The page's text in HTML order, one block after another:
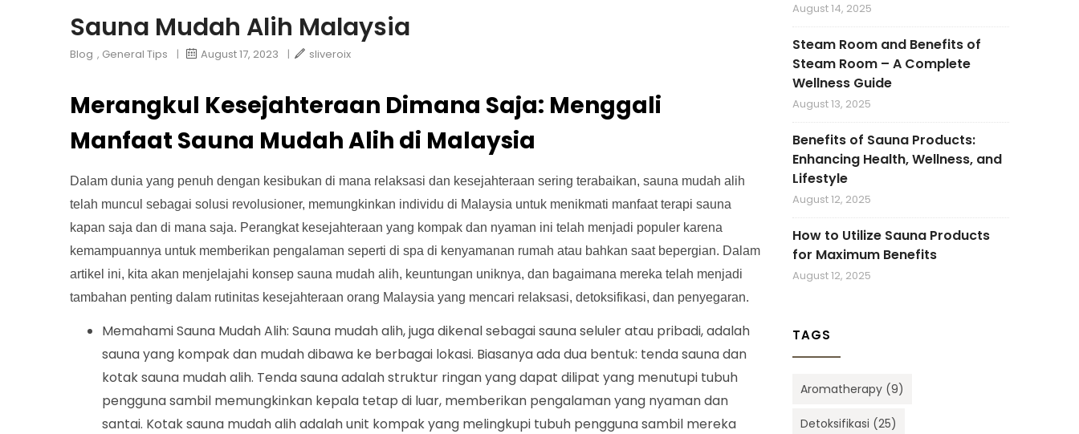
Sauna Mudah Alih Malaysia
Blog , General Tips | August 17, 2023 | sliveroix
Merangkul Kesejahteraan Dimana Saja: Menggali
Manfaat Sauna Mudah Alih di Malaysia
Dalam dunia yang penuh dengan kesibukan di mana relaksasi dan kesejahteraan sering terabaikan, sauna mudah alih
telah muncul sebagai solusi revolusioner, memungkinkan individu di Malaysia untuk menikmati manfaat terapi sauna
kapan saja dan di mana saja. Perangkat kesejahteraan yang kompak dan nyaman ini telah menjadi populer karena
kemampuannya untuk memberikan pengalaman seperti di spa di kenyamanan rumah atau bahkan saat bepergian. Dalam
artikel ini, kita akan menjelajahi konsep sauna mudah alih, keuntungan uniknya, dan bagaimana mereka telah menjadi
tambahan penting dalam rutinitas kesejahteraan orang Malaysia yang mencari relaksasi, detoksifikasi, dan penyegaran.
Memahami Sauna Mudah Alih: Sauna mudah alih, juga dikenal sebagai sauna seluler atau pribadi, adalah
sauna yang kompak dan mudah dibawa ke berbagai lokasi. Biasanya ada dua bentuk: tenda sauna dan
kotak sauna mudah alih. Tenda sauna adalah struktur ringan yang dapat dilipat yang menutupi tubuh
pengguna sambil memungkinkan kepala tetap di luar, memberikan pengalaman yang nyaman dan
santai. Kotak sauna mudah alih adalah unit kompak yang melingkupi tubuh pengguna sambil mereka
August 14, 2025
Steam Room and Benefits of
Steam Room – A Complete
Wellness Guide
August 13, 2025
Benefits of Sauna Products:
Enhancing Health, Wellness, and
Lifestyle
August 12, 2025
How to Utilize Sauna Products
for Maximum Benefits
August 12, 2025
TAGS
Aromatherapy (9)
Detoksifikasi (25)